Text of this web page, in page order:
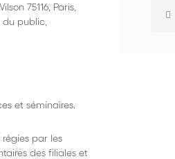
75116, Paris,
public,
et séminaires.
par les
des filiales et